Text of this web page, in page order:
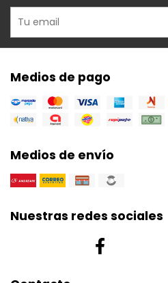
Medios de pago
Medios de envío
Nuestras redes sociales